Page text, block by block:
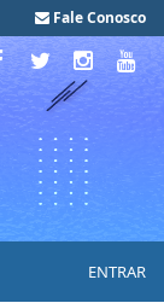
Fale Conosco
ENTRAR